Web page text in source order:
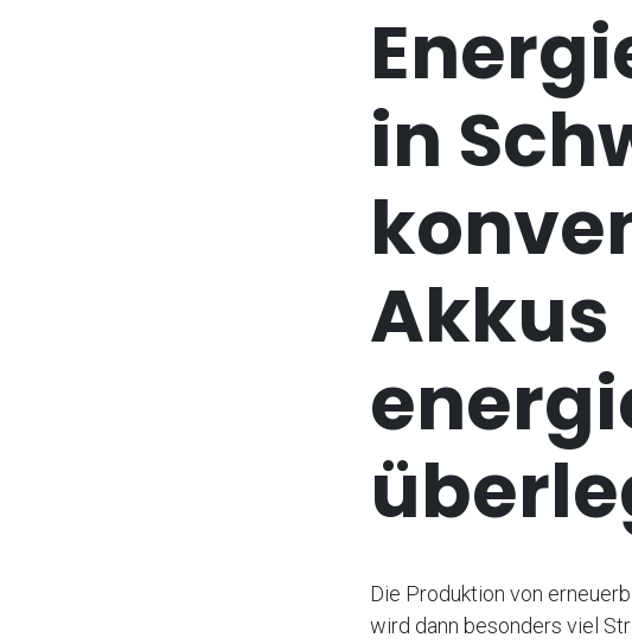
in
Akkus
Die Produktion von
wird dann besonders viel